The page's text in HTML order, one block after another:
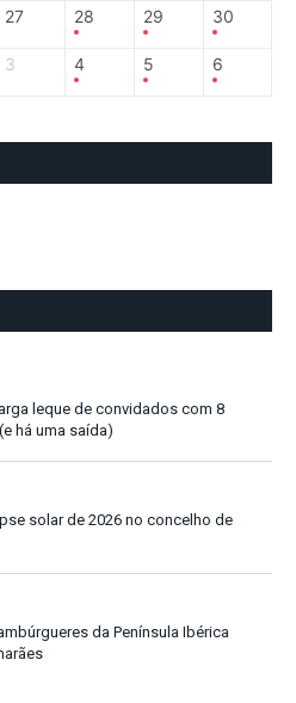
27 28 29 30
3 4 5 6
leque de convidados com 8
há uma saída)
solar de 2026 no concelho de
da Península Ibérica